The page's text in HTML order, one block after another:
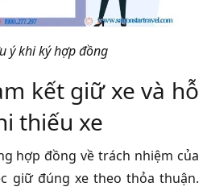
ý khi ký hợp đồng
kết giữ xe và hỗ
thiếu xe
hợp đồng về trách nhiệm của
giữ đúng xe theo thỏa thuận.